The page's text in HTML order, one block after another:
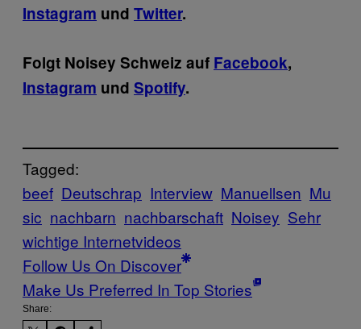
Instagram und Twitter.
Folgt Noisey Schweiz auf Facebook,
Instagram und Spotify.
Tagged:
beef Deutschrap Interview Manuellsen Mu
sic nachbarn nachbarschaft Noisey Sehr
wichtige Internetvideos
Follow Us On Discover
Make Us Preferred In Top Stories
Share: